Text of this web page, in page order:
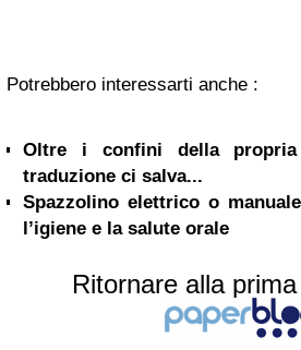
Potrebbero interessarti anche :
Oltre i confini della
traduzione ci salva...
Spazzolino elettrico o
l’igiene e la salute orale
Ritornare alla